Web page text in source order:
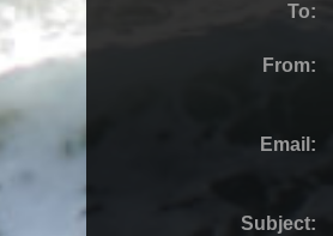
To:
From:
Email:
Subject: